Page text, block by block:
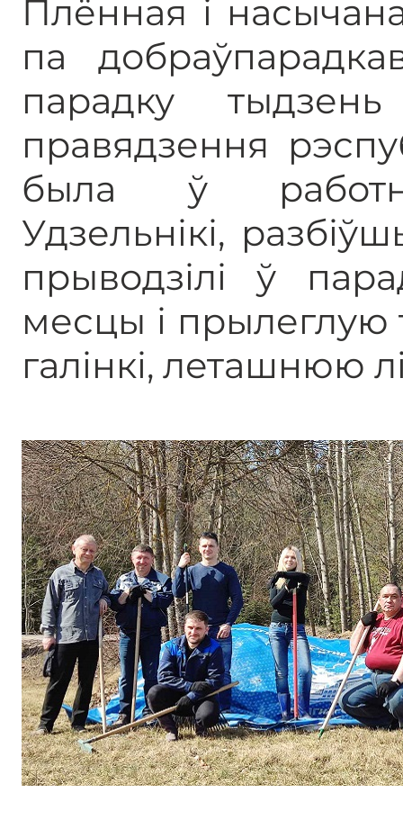
Плённая і
па
парадку
правядзення
была ў
Удзельнікі,
прыводзілі ў
месцы і прылеглую
галінкі, леташнюю